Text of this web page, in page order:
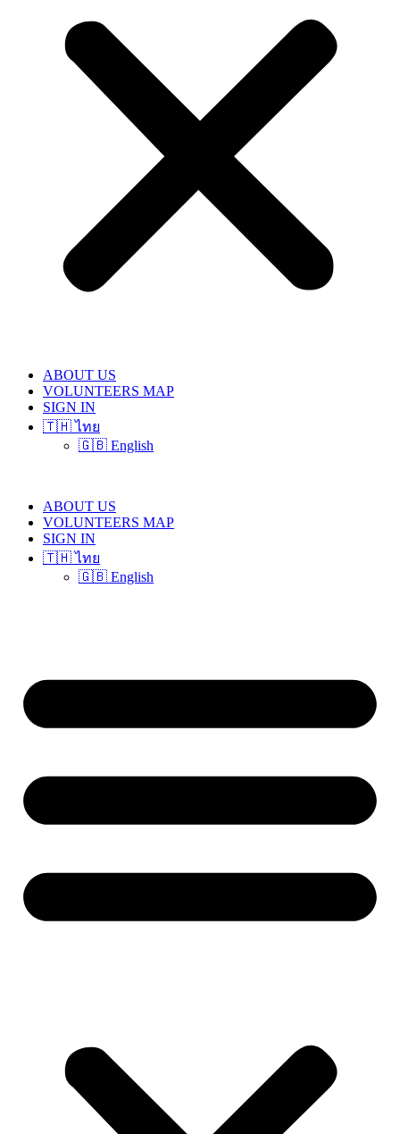
ABOUT US
VOLUNTEERS MAP
SIGN IN
🇹🇭 ไทย
🇬🇧 English
ABOUT US
VOLUNTEERS MAP
SIGN IN
🇹🇭 ไทย
🇬🇧 English